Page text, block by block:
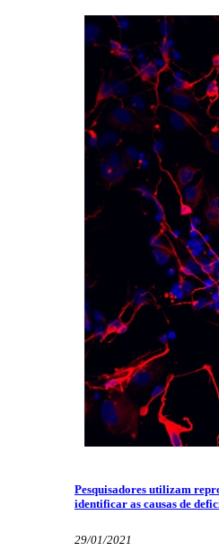
Pesquisadores utilizam
identificar as causas de
29/01/2021